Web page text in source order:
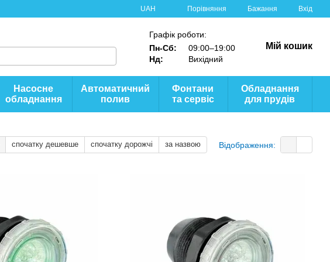
UAH Порівняння Бажання Вхід
Графік роботи:
Пн-Сб:
09:00–19:00
Нд:
Вихідний
Мій кошик
Насосне
обладнання
Автоматичний
полив
Фонтани
та сервіс
Обладнання
для прудів
спочатку дешевше спочатку дорожчі за назвою Відображення: